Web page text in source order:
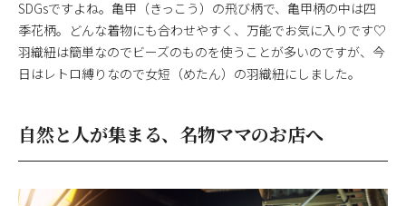
SDGsですよね。亀甲（きっこう）の飛び柄で、亀甲柄の中は四
季花柄。どんな着物にも合わせやすく、万能でお気に入りです♡
羽織紐は簡単なのでビーズのものを使うことが多いのですが、今
日はレトロ縛りなので女短（めたん）の羽織紐にしました。
自然と人が集まる、名物ママのお店へ